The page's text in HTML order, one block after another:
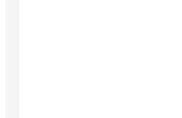
がついた。東南アジア原産